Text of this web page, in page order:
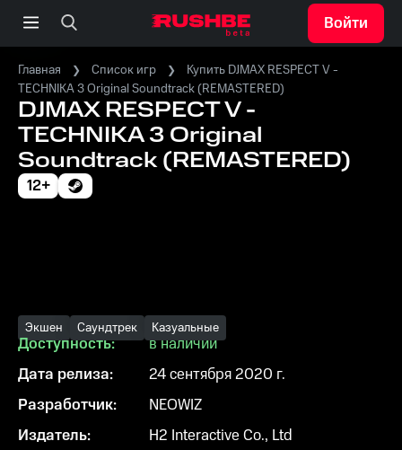
Войти
Главная Список игр
Купить DJMAX RESPECT V -
TECHNIKA 3 Original Soundtrack (REMASTERED)
DJMAX RESPECT V -
TECHNIKA 3 Original
Soundtrack (REMASTERED)
12+
Экшен Саундтрек Казуальные
Доступность:
в наличии
Дата релиза:
24 сентября 2020 г.
Разработчик:
NEOWIZ
Издатель:
H2 Interactive Co., Ltd